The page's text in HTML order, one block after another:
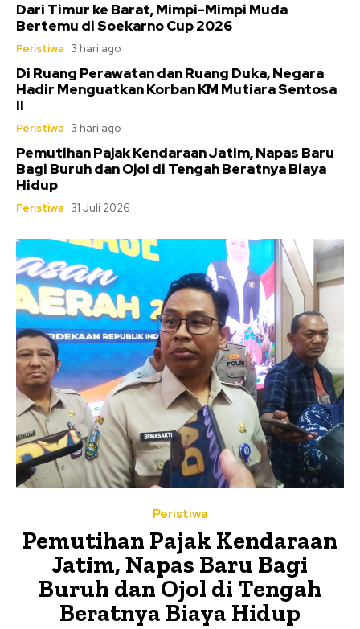
Dari Timur ke Barat, Mimpi-Mimpi Muda
Bertemu di Soekarno Cup 2026
Peristiwa 3 hari ago
Di Ruang Perawatan dan Ruang Duka, Negara
Hadir Menguatkan Korban KM Mutiara Sentosa
II
Peristiwa 3 hari ago
Pemutihan Pajak Kendaraan Jatim, Napas Baru
Bagi Buruh dan Ojol di Tengah Beratnya Biaya
Hidup
Peristiwa 31 Juli 2026
Peristiwa
Pemutihan Pajak Kendaraan
Jatim, Napas Baru Bagi
Buruh dan Ojol di Tengah
Beratnya Biaya Hidup